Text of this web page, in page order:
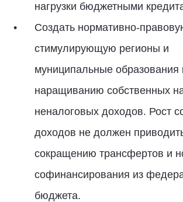
нагрузки бюджетными
Создать нормативно-
стимулирующую регионы и
муниципальные образования
наращиванию собственных
неналоговых доходов. Рост
доходов не должен
сокращению трансфертов и
софинансирования из
бюджета.